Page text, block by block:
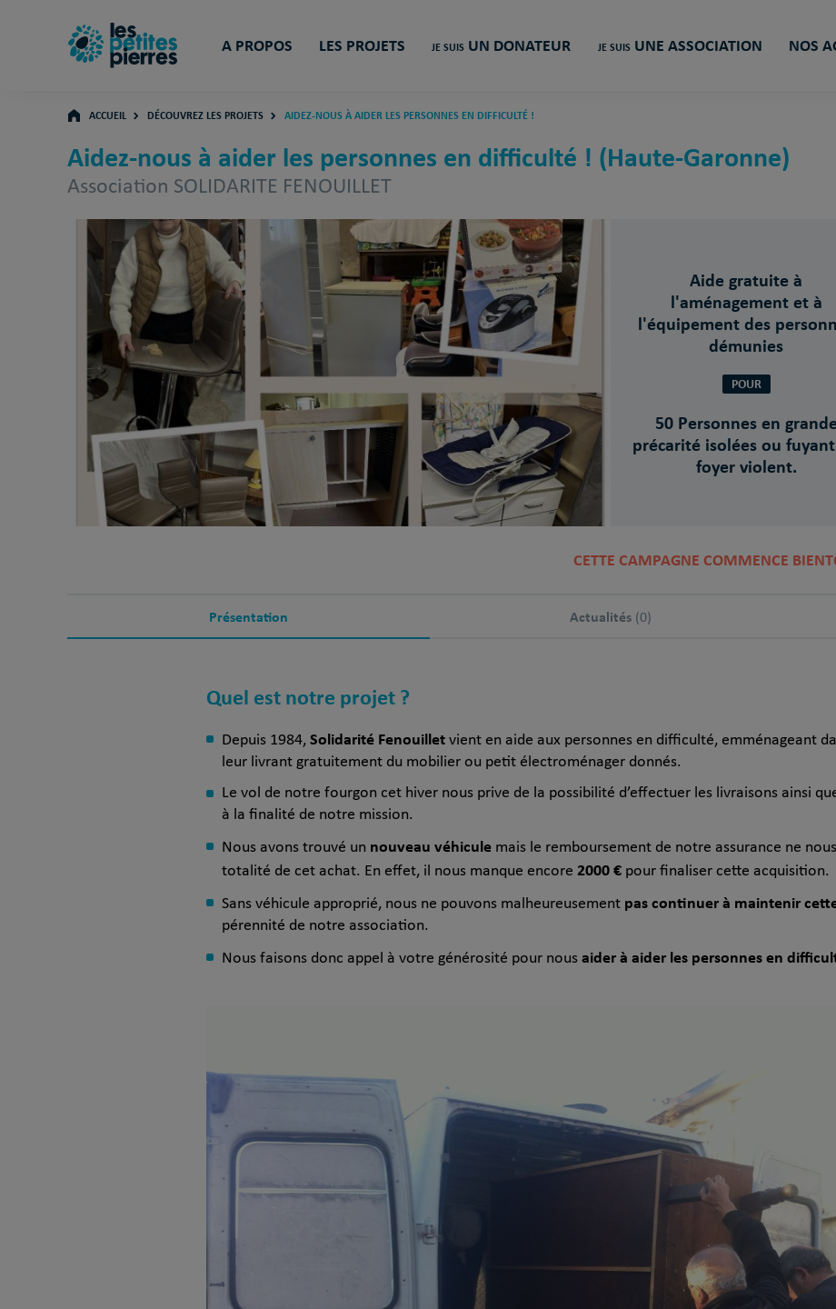
A PROPOS LES PROJETS JE SUIS UN DONATEUR JE SUIS UNE ASSOCIATION NOS
ACCUEIL DÉCOUVREZ LES PROJETS AIDEZ-NOUS À AIDER LES PERSONNES EN DIFFICULTÉ !
Aidez-nous à aider les personnes en difficulté ! (Haute-Garonne)
Association SOLIDARITE FENOUILLET
Aide gratuite à
l'aménagement et à
l'équipement des
démunies
POUR
50 Personnes en
précarité isolées ou
foyer violent.
CETTE CAMPAGNE COMMENCE
Présentation Actualités (0)
Quel est notre projet ?
Depuis 1984, Solidarité Fenouillet vient en aide aux personnes en difficulté, emménageant
leur livrant gratuitement du mobilier ou petit électroménager donnés.
Le vol de notre fourgon cet hiver nous prive de la possibilité d’effectuer les livraisons ainsi
à la finalité de notre mission.
Nous avons trouvé un nouveau véhicule mais le remboursement de notre assurance ne
totalité de cet achat. En effet, il nous manque encore 2000 € pour finaliser cette acquisition.
Sans véhicule approprié, nous ne pouvons malheureusement pas continuer à maintenir
pérennité de notre association.
Nous faisons donc appel à votre générosité pour nous aider à aider les personnes en